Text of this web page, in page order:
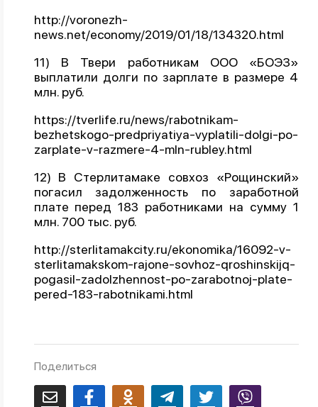
http://voronezh-
news.net/economy/2019/01/18/134320.html
11) В Твери работникам ООО «БОЭЗ»
выплатили долги по зарплате в размере 4
млн. руб.
https://tverlife.ru/news/rabotnikam-
bezhetskogo-predpriyatiya-vyplatili-dolgi-po-
zarplate-v-razmere-4-mln-rubley.html
12) В Стерлитамаке совхоз «Рощинский»
погасил задолженность по заработной
плате перед 183 работниками на сумму 1
млн. 700 тыс. руб.
http://sterlitamakcity.ru/ekonomika/16092-v-
sterlitamakskom-rajone-sovhoz-qroshinskijq-
pogasil-zadolzhennost-po-zarabotnoj-plate-
pered-183-rabotnikami.html
Поделиться